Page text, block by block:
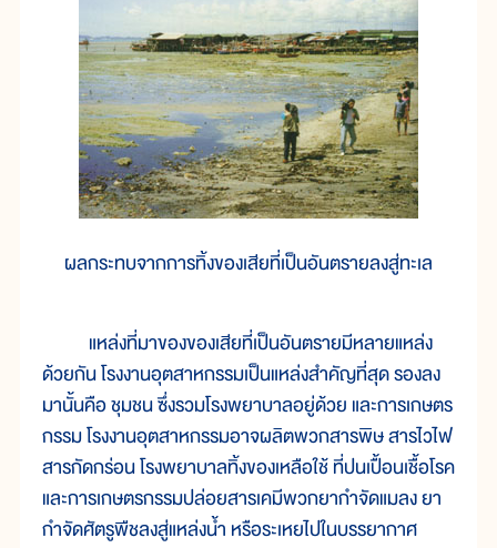
ผลกระทบจากการทิ้งของเสียที่เป็นอันตรายลงสู่ทะเล
แหล่งที่มาของของเสียที่เป็นอันตรายมีหลายแหล่ง
ด้วยกัน โรงงานอุตสาหกรรมเป็นแหล่งสำคัญที่สุด รองลง
มานั้นคือ ชุมชน ซึ่งรวมโรงพยาบาลอยู่ด้วย และการเกษตร
กรรม โรงงานอุตสาหกรรมอาจผลิตพวกสารพิษ สารไวไฟ
สารกัดกร่อน โรงพยาบาลทิ้งของเหลือใช้ ที่ปนเปื้อนเชื้อโรค
และการเกษตรกรรมปล่อยสารเคมีพวกยากำจัดแมลง ยา
กำจัดศัตรูพืชลงสู่แหล่งน้ำ หรือระเหยไปในบรรยากาศ